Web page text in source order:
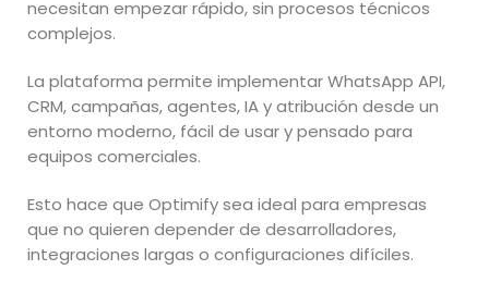
necesitan empezar rápido, sin procesos técnicos
complejos.
La plataforma permite implementar WhatsApp API,
CRM, campañas, agentes, IA y atribución desde un
entorno moderno, fácil de usar y pensado para
equipos comerciales.
Esto hace que Optimify sea ideal para empresas
que no quieren depender de desarrolladores,
integraciones largas o configuraciones difíciles.